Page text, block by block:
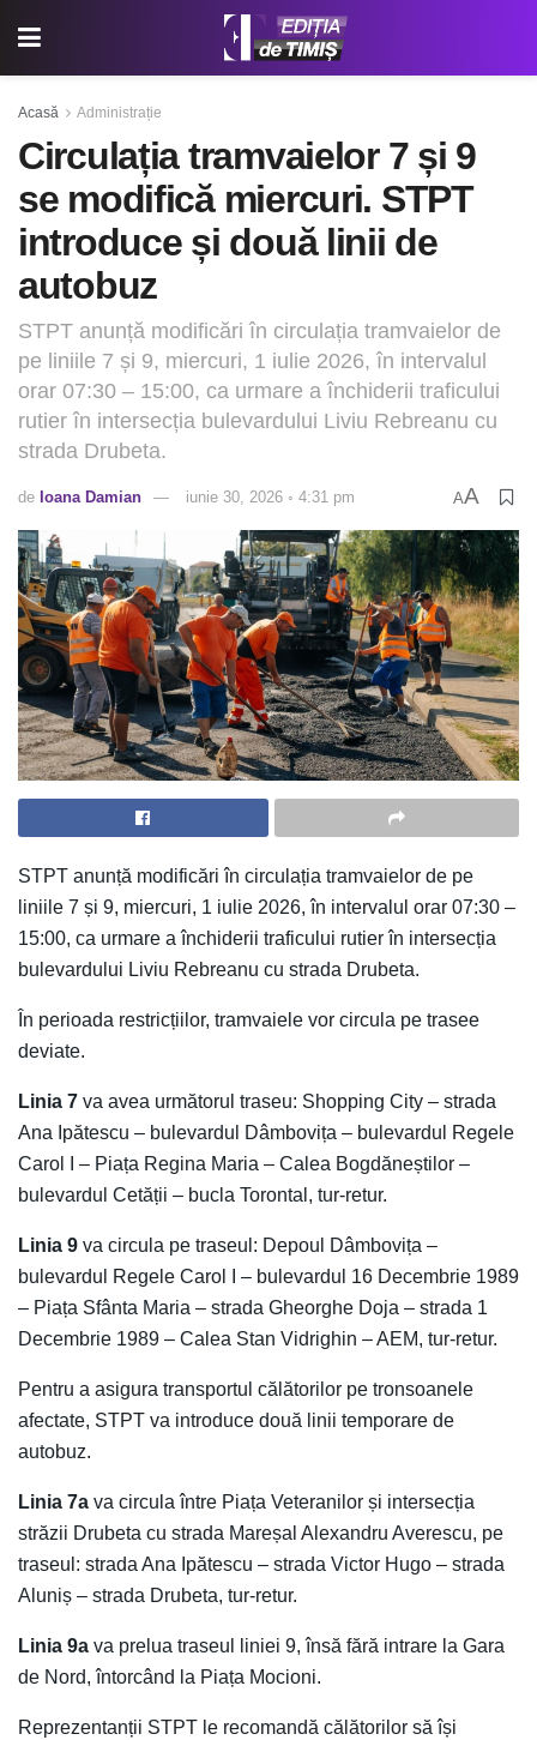
Acasă Administrație
Circulația tramvaielor 7 și 9
se modifică miercuri. STPT
introduce și două linii de
autobuz
STPT anunță modificări în circulația tramvaielor de
pe liniile 7 și 9, miercuri, 1 iulie 2026, în intervalul
orar 07:30 – 15:00, ca urmare a închiderii traficului
rutier în intersecția bulevardului Liviu Rebreanu cu
strada Drubeta.
de Ioana Damian iunie 30, 2026 ◦ 4:31 pm AA
STPT anunță modificări în circulația tramvaielor de pe
liniile 7 și 9, miercuri, 1 iulie 2026, în intervalul orar 07:30 –
15:00, ca urmare a închiderii traficului rutier în intersecția
bulevardului Liviu Rebreanu cu strada Drubeta.
În perioada restricțiilor, tramvaiele vor circula pe trasee
deviate.
Linia 7 va avea următorul traseu: Shopping City – strada
Ana Ipătescu – bulevardul Dâmbovița – bulevardul Regele
Carol I – Piața Regina Maria – Calea Bogdăneștilor –
bulevardul Cetății – bucla Torontal, tur-retur.
Linia 9 va circula pe traseul: Depoul Dâmbovița –
bulevardul Regele Carol I – bulevardul 16 Decembrie 1989
– Piața Sfânta Maria – strada Gheorghe Doja – strada 1
Decembrie 1989 – Calea Stan Vidrighin – AEM, tur-retur.
Pentru a asigura transportul călătorilor pe tronsoanele
afectate, STPT va introduce două linii temporare de
autobuz.
Linia 7a va circula între Piața Veteranilor și intersecția
străzii Drubeta cu strada Mareșal Alexandru Averescu, pe
traseul: strada Ana Ipătescu – strada Victor Hugo – strada
Aluniș – strada Drubeta, tur-retur.
Linia 9a va prelua traseul liniei 9, însă fără intrare la Gara
de Nord, întorcând la Piața Mocioni.
Reprezentanții STPT le recomandă călătorilor să își